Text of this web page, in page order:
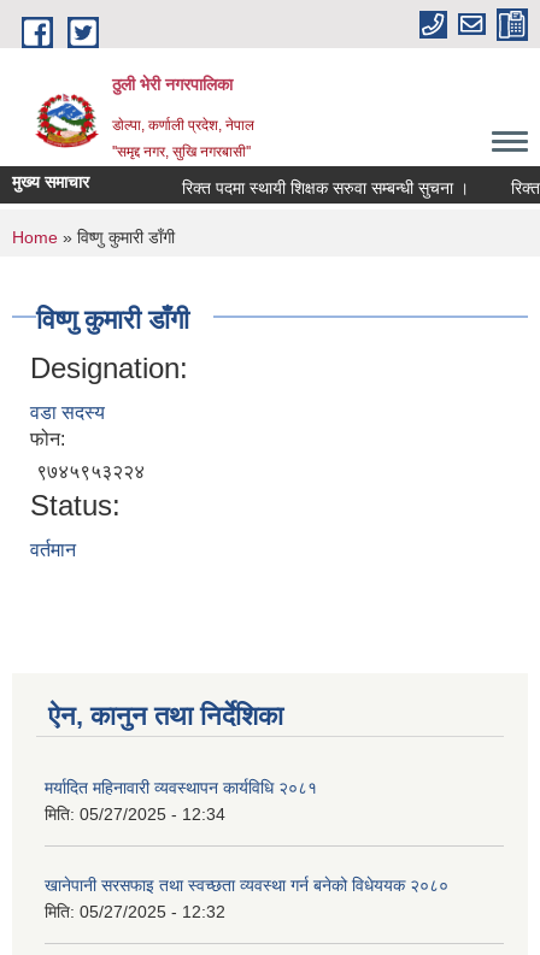
Skip to main content
ठुली भेरी नगरपालिका
डाेल्पा, कर्णाली प्रदेश, नेपाल
''समृद्द नगर, सुखि नगरबासी''
मुख्य समाचार रिक्त पदमा स्थायी शिक्षक सरुवा सम्बन्धी सुचना । रिक्त
You are here
Home » विष्णु कुमारी डाँगी
विष्णु कुमारी डाँगी
Designation:
वडा सदस्य
फोन:
९७४५९५३२२४
Status:
वर्तमान
ऐन, कानुन तथा निर्देशिका
मर्यादित महिनावारी व्यवस्थापन कार्यविधि २०८१
मिति: 05/27/2025 - 12:34
खानेपानी सरसफाइ तथा स्वच्छता व्यवस्था गर्न बनेको विधेययक २०८०
मिति: 05/27/2025 - 12:32